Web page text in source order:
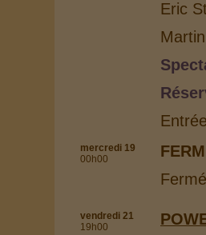
Eric
mercredi 19
00h00
vendredi 21
19h00